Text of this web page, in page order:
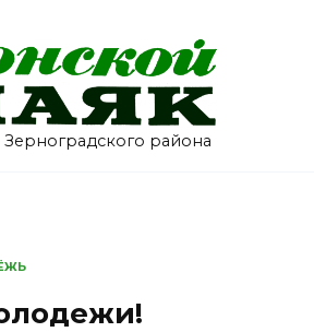
района